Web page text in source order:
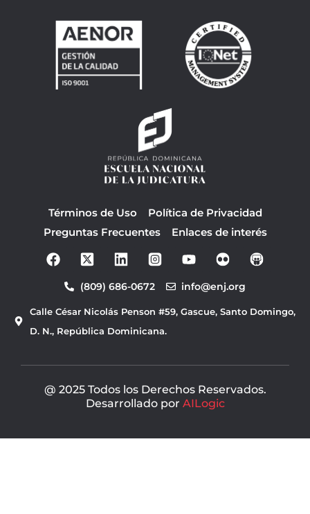
Términos de Uso
Política de Privacidad
Preguntas Frecuentes
Enlaces de interés
F
a
b
o
o
o
t
b
(809) 686-0672 info@enj.org
Calle César Nicolás Penson #59, Gascue, Santo Domingo,
D. N., República Dominicana.
@ 2025 Todos los Derechos Reservados.
Desarrollado por AILogic